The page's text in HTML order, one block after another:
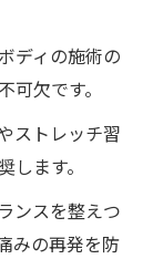
ディの施術の
欠です。
ストレッチ習
ます。
ンスを整えつ
みの再発を防